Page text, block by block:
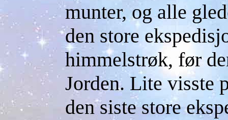
munter, og alle
den store
himmelstrøk, før
Jorden. Lite visste
den siste store